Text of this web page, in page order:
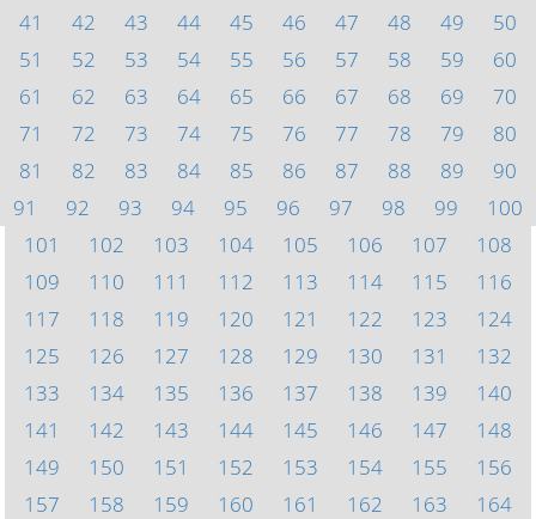
41
42 43 44 45 46 47 48 49
50
51
52 53 54 55 56 57 58 59
60
61
62 63 64 65 66 67 68 69
70
71
72 73 74 75 76 77 78 79
80
81
82 83 84 85 86 87 88 89
90
91
92 93 94 95 96 97 98 99
100
101
102 103 104 105 106 107
108
109
110 111 112 113 114 115
116
117
118 119 120 121 122 123
124
125
126 127 128 129 130 131
132
133
134 135 136 137 138 139
140
141
142 143 144 145 146 147
148
149
150 151 152 153 154 155
156
157
158 159 160 161 162 163
164